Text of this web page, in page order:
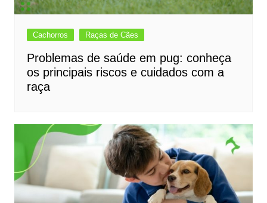
Cachorros Raças de Cães
Problemas de saúde em pug: conheça
os principais riscos e cuidados com a
raça